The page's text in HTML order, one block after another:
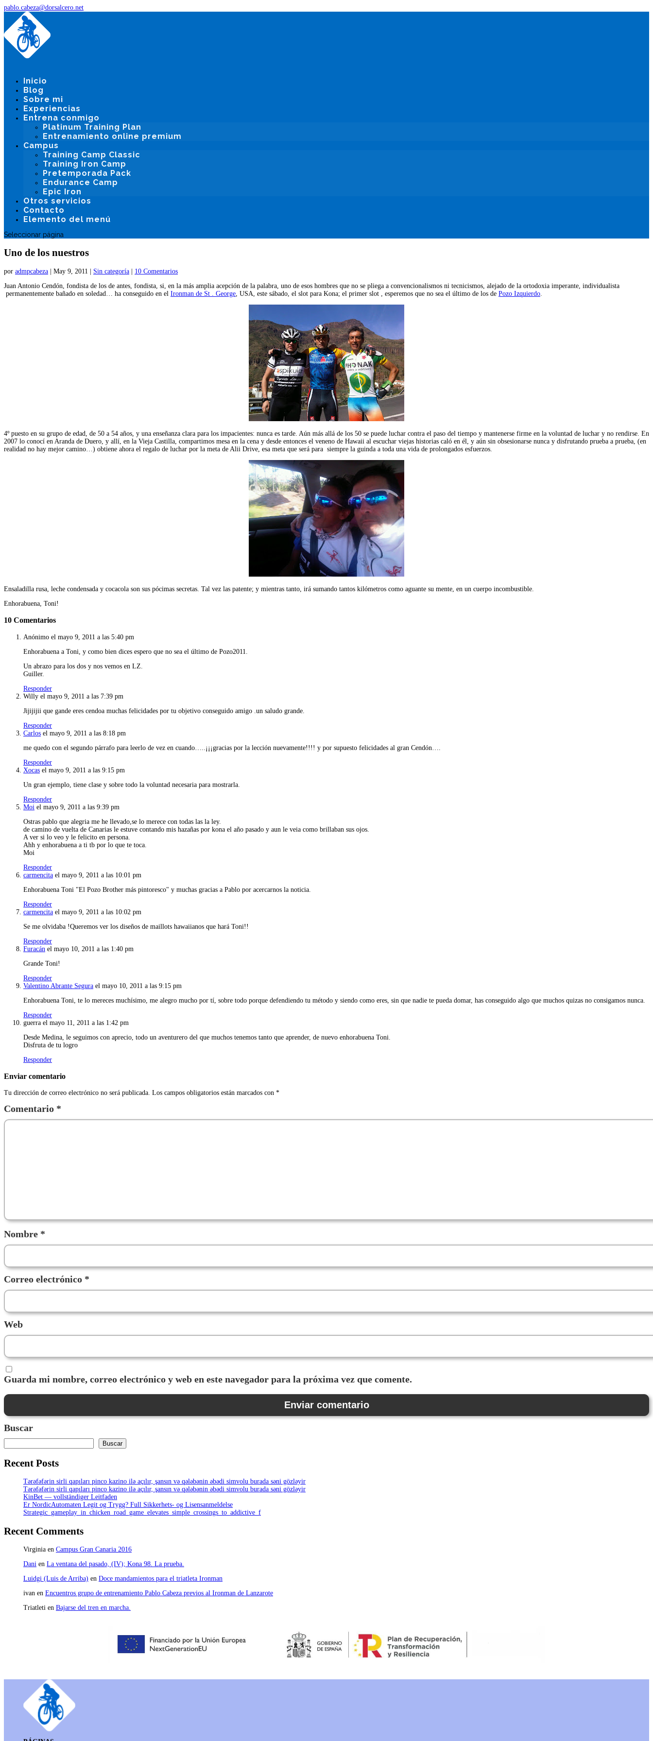
pablo.cabeza@dorsalcero.net
Inicio
Blog
Sobre mi
Experiencias
Entrena conmigo
Platinum Training Plan
Entrenamiento online premium
Campus
Training Camp Classic
Training Iron Camp
Pretemporada Pack
Endurance Camp
Epic Iron
Otros servicios
Contacto
Elemento del menú
Seleccionar página
Uno de los nuestros
por admpcabeza May 9, 2011 Sin categoría
10 Comentarios
Juan Antonio Cendón, fondista de los de antes, fondista, si, en la más amplia acepción de la palabra, uno de esos hombres que no se pliega a convencionalismos ni tecnicismos, alejado de la ortodoxia imperante, individualista
permanentemente bañado en soledad… ha conseguido en el Ironman de St . George , USA, este sábado, el slot para Kona; el primer slot , esperemos que no sea el último de los de Pozo Izquierdo
4º puesto en su grupo de edad, de 50 a 54 años, y una enseñanza clara para los impacientes: nunca es tarde. Aún más allá de los 50 se puede luchar contra el paso del tiempo y mantenerse firme en la voluntad de luchar y no rendirse. En
2007 lo conocí en Aranda de Duero, y allí, en la Vieja Castilla, compartimos mesa en la cena y desde entonces el veneno de Hawaii al escuchar viejas historias caló en él, y aún sin obsesionarse nunca y disfrutando prueba a prueba, (en
realidad no hay mejor camino…) obtiene ahora el regalo de luchar por la meta de Alii Drive, esa meta que será para siempre la guinda a toda una vida de prolongados esfuerzos.
Ensaladilla rusa, leche condensada y cocacola son sus pócimas secretas. Tal vez las patente; y mientras tanto, irá sumando tantos kilómetros como aguante su mente, en un cuerpo incombustible.
Enhorabuena, Toni!
10 Comentarios
Anónimo el mayo 9, 2011 a las 5:40 pm
Enhorabuena a Toni, y como bien dices espero que no sea el último de Pozo2011.
Un abrazo para los dos y nos vemos en LZ.
Guiller.
Responder
Willy el mayo 9, 2011 a las 7:39 pm
Jijijijii que gande eres cendoa muchas felicidades por tu objetivo conseguido amigo .un saludo grande.
Responder
Carlos el mayo 9, 2011 a las 8:18 pm
me quedo con el segundo párrafo para leerlo de vez en cuando…..¡¡¡gracias por la lección nuevamente!!!! y por supuesto felicidades al gran Cendón….
Responder
Xocas el mayo 9, 2011 a las 9:15 pm
Un gran ejemplo, tiene clase y sobre todo la voluntad necesaria para mostrarla.
Responder
Moi el mayo 9, 2011 a las 9:39 pm
Ostras pablo que alegria me he llevado,se lo merece con todas las la ley.
de camino de vuelta de Canarias le estuve contando mis hazañas por kona el año pasado y aun le veia como brillaban sus ojos.
A ver si lo veo y le felicito en persona.
Ahh y enhorabuena a ti tb por lo que te toca.
Moi
Responder
carmencita el mayo 9, 2011 a las 10:01 pm
Enhorabuena Toni "El Pozo Brother más pintoresco" y muchas gracias a Pablo por acercarnos la noticia.
Responder
carmencita el mayo 9, 2011 a las 10:02 pm
Se me olvidaba !Queremos ver los diseños de maillots hawaiianos que hará Toni!!
Responder
Furacán el mayo 10, 2011 a las 1:40 pm
Grande Toni!
Responder
Valentino Abrante Segura el mayo 10, 2011 a las 9:15 pm
Enhorabuena Toni, te lo mereces muchísimo, me alegro mucho por tí, sobre todo porque defendiendo tu método y siendo como eres, sin que nadie te pueda domar, has conseguido algo que muchos quizas no consigamos nunca.
Responder
guerra el mayo 11, 2011 a las 1:42 pm
Desde Medina, le seguimos con aprecio, todo un aventurero del que muchos tenemos tanto que aprender, de nuevo enhorabuena Toni.
Disfruta de tu logro
Responder
Enviar comentario
Tu dirección de correo electrónico no será publicada. Los campos obligatorios están marcados con *
Comentario *
Nombre *
Correo electrónico *
Web
Guarda mi nombre, correo electrónico y web en este navegador para la próxima vez que comente.
Buscar
Buscar
Recent Posts
Tərəfəfərin sirli qapıları pinco kazino ilə açılır, şansın və qələbənin əbədi simvolu burada səni gözləyir
Tərəfəfərin sirli qapıları pinco kazino ilə açılır, şansın və qələbənin əbədi simvolu burada səni gözləyir
KinBet — vollständiger Leitfaden
Er NordicAutomaten Legit og Trygg? Full Sikkerhets- og Lisensanmeldelse
Strategic_gameplay_in_chicken_road_game_elevates_simple_crossings_to_addictive_f
Recent Comments
Virginia en Campus Gran Canaria 2016
Dani en La ventana del pasado, (IV); Kona 98. La prueba.
Luidgi (Luis de Arriba) en Doce mandamientos para el triatleta Ironman
ivan en Encuentros grupo de entrenamiento Pablo Cabeza previos al Ironman de Lanzarote
Triatleti en Bajarse del tren en marcha.